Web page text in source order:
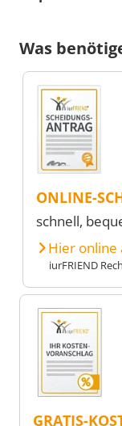
Was
ONLINE-
schnell,
Hier online
iurFRIEND
GRATIS-